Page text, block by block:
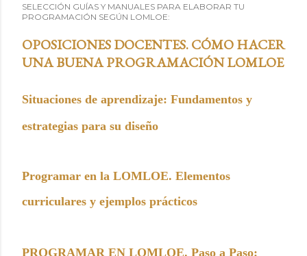
SELECCIÓN GUÍAS Y MANUALES PARA ELABORAR TU
PROGRAMACIÓN SEGÚN LOMLOE:
OPOSICIONES DOCENTES. CÓMO HACER
UNA BUENA PROGRAMACIÓN LOMLOE
Situaciones de aprendizaje: Fundamentos y
estrategias para su diseño
Programar en la LOMLOE. Elementos
curriculares y ejemplos prácticos
PROGRAMAR EN LOMLOE. Paso a Paso: